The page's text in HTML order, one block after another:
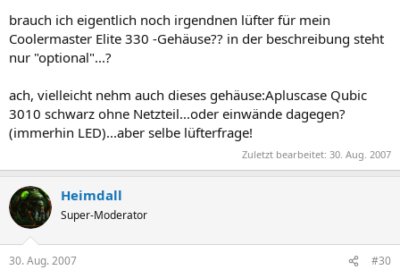
brauch ich eigentlich noch irgendnen lüfter für mein
Coolermaster Elite 330 -Gehäuse?? in der beschreibung steht
nur "optional"...?
ach, vielleicht nehm auch dieses gehäuse:Apluscase Qubic
3010 schwarz ohne Netzteil...oder einwände dagegen?
(immerhin LED)...aber selbe lüfterfrage!​
Zuletzt bearbeitet: 30. Aug. 2007
Heimdall
Super-Moderator
30. Aug. 2007 #30